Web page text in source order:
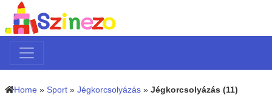
Home » Sport » Jégkorcsolyázás » Jégkorcsolyázás (11)